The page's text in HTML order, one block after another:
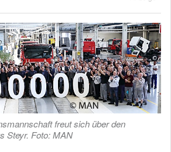
freut sich über den
Steyr. Foto: MAN